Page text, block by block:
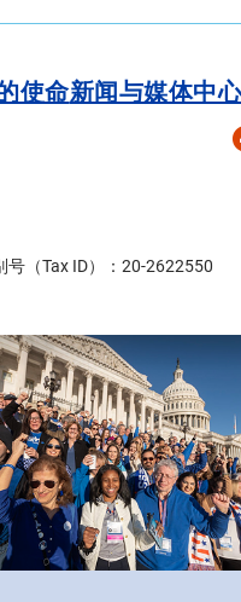
使命新闻与媒体中心
（Tax ID）：20-2622550